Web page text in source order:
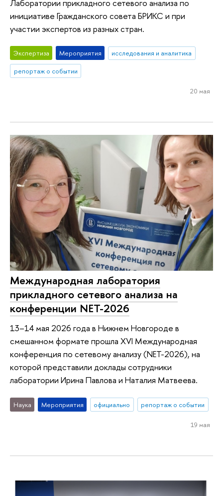
Лаборатории прикладного сетевого анализа по
инициативе Гражданского совета БРИКС и при
участии экспертов из разных стран.
Экспертиза Мероприятия
исследования и аналитика
репортаж о событии
20 мая
Международная лаборатория
прикладного сетевого анализа на
конференции NET-2026
13–14 мая 2026 года в Нижнем Новгороде в
смешанном формате прошла XVI Международная
конференция по сетевому анализу (NET-2026), на
которой представили доклады сотрудники
лаборатории Ирина Павлова и Наталия Матвеева.
Наука Мероприятия официально репортаж о событии
19 мая